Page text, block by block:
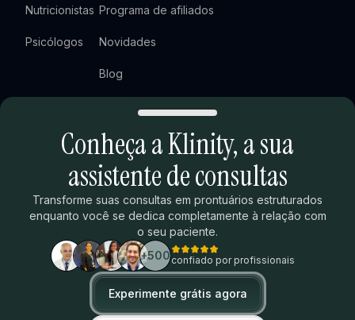
Nutricionistas
Psicólogos
Programa de afiliados
Novidades
Blog
Agendar demonstração
Ranking ENAMED
Calculadora de tempo
Legal
Termos de uso
Política de privacidade
Termos do programa de afiliados
Trust Center
Conheça a Klinity,a sua
assistente de consultas
Transforme suas consultas em prontuários estruturados
enquanto você se dedica completamente à relação com
o seu paciente.
+500confiado por profissionais
Experimente grátis agora